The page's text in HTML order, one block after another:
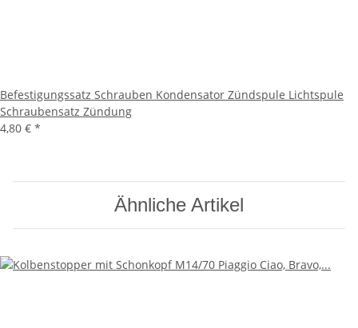
Befestigungssatz Schrauben Kondensator Zündspule Lichtspule
Schraubensatz Zündung
4,80 € *
Ähnliche Artikel